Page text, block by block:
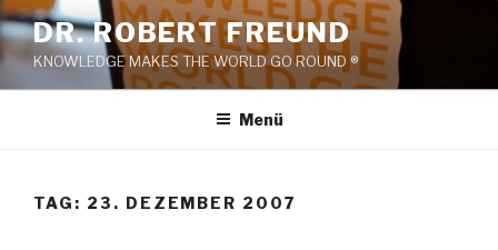
Zum
Inhalt
springen
DR. ROBERT FREUND
KNOWLEDGE MAKES THE WORLD GO ROUND ®
Menü
TAG: 23. DEZEMBER 2007